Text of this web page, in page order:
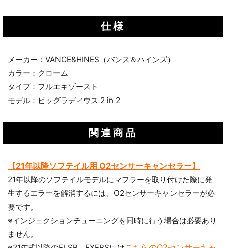
仕様
メーカー：VANCE&HINES（バンス＆ハインズ）
カラー：クローム
タイプ：フルエキゾースト
モデル：ビッグラディウス 2 in 2
関連商品
【21年以降ソフテイル用 O2センサーキャンセラー】
21年以降のソフテイルモデルにマフラーを取り付けた際に発
生するエラーを解消するには、O2センサーキャンセラーが必
要です。
※インジェクションチューニングを同時に行う場合は必要あり
ません。